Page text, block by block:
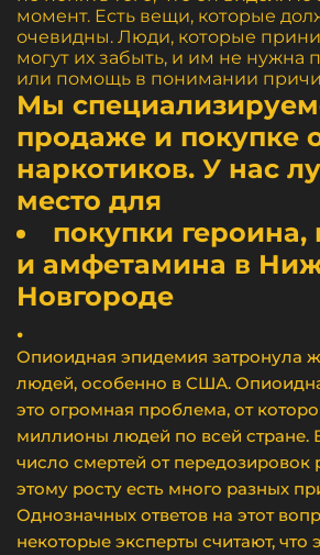
момент. Есть вещи, которые
очевидны. Люди, которые
могут их забыть, и им не нужна
или помощь в понимании
Мы
продаже и покупке
наркотиков. У нас
место для
покупки героина,
и амфетамина в
Новгороде
.
Опиоидная эпидемия затронула
людей, особенно в США.
это огромная проблема, от
миллионы людей по всей стране.
число смертей от передозировок
этому росту есть много разных
Однозначных ответов на этот
некоторые эксперты считают, что